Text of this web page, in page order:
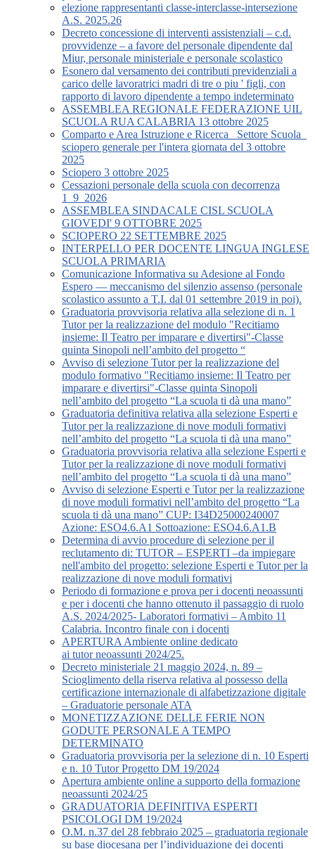
elezione rappresentanti classe-interclasse-intersezione
A.S. 2025.26
Decreto concessione di interventi assistenziali – c.d.
provvidenze – a favore del personale dipendente dal
Miur, personale ministeriale e personale scolastico
Esonero dal versamento dei contributi previdenziali a
carico delle lavoratrici madri di tre o piu ' figli, con
rapporto di lavoro dipendente a tempo indeterminato
ASSEMBLEA REGIONALE FEDERAZIONE UIL
SCUOLA RUA CALABRIA 13 ottobre 2025
Comparto e Area Istruzione e Ricerca_ Settore Scuola_
sciopero generale per l'intera giornata del 3 ottobre
2025
Sciopero 3 ottobre 2025
Cessazioni personale della scuola con decorrenza
1_9_2026
ASSEMBLEA SINDACALE CISL SCUOLA
GIOVEDI' 9 OTTOBRE 2025
SCIOPERO 22 SETTEMBRE 2025
INTERPELLO PER DOCENTE LINGUA INGLESE
SCUOLA PRIMARIA
Comunicazione Informativa su Adesione al Fondo
Espero — meccanismo del silenzio assenso (personale
scolastico assunto a T.I. dal 01 settembre 2019 in poi).
Graduatoria provvisoria relativa alla selezione di n. 1
Tutor per la realizzazione del modulo "Recitiamo
insieme: Il Teatro per imparare e divertirsi"-Classe
quinta Sinopoli nell’ambito del progetto “
Avviso di selezione Tutor per la realizzazione del
modulo formativo "Recitiamo insieme: Il Teatro per
imparare e divertirsi"-Classe quinta Sinopoli
nell’ambito del progetto “La scuola ti dà una mano”
Graduatoria definitiva relativa alla selezione Esperti e
Tutor per la realizzazione di nove moduli formativi
nell’ambito del progetto “La scuola ti dà una mano”
Graduatoria provvisoria relativa alla selezione Esperti e
Tutor per la realizzazione di nove moduli formativi
nell’ambito del progetto “La scuola ti dà una mano”
Avviso di selezione Esperti e Tutor per la realizzazione
di nove moduli formativi nell’ambito del progetto “La
scuola ti dà una mano” CUP: I34D25000240007
Azione: ESO4.6.A1 Sottoazione: ESO4.6.A1.B
Determina di avvio procedure di selezione per il
reclutamento di: TUTOR – ESPERTI –da impiegare
nell'ambito del progetto: selezione Esperti e Tutor per la
realizzazione di nove moduli formativi
Periodo di formazione e prova per i docenti neoassunti
e per i docenti che hanno ottenuto il passaggio di ruolo
A.S. 2024/2025- Laboratori formativi – Ambito 11
Calabria. Incontro finale con i docenti
APERTURA Ambiente online dedicato
ai tutor neoassunti 2024/25.
Decreto ministeriale 21 maggio 2024, n. 89 –
Scioglimento della riserva relativa al possesso della
certificazione internazionale di alfabetizzazione digitale
– Graduatorie personale ATA
MONETIZZAZIONE DELLE FERIE NON
GODUTE PERSONALE A TEMPO
DETERMINATO
Graduatoria provvisoria per la selezione di n. 10 Esperti
e n. 10 Tutor Progetto DM 19/2024
Apertura ambiente online a supporto della formazione
neoassunti 2024/25
GRADUATORIA DEFINITIVA ESPERTI
PSICOLOGI DM 19/2024
O.M. n.37 del 28 febbraio 2025 – graduatoria regionale
su base diocesana per l’individuazione dei docenti